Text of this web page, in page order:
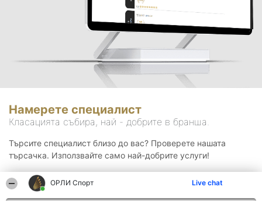
ОРЛИ Спорт Live chat
Намерете специалист
Класацията събира, най - добрите в бранша.
Търсите специалист близо до вас? Проверете нашата
търсачка. Използвайте само най-добрите услуги!